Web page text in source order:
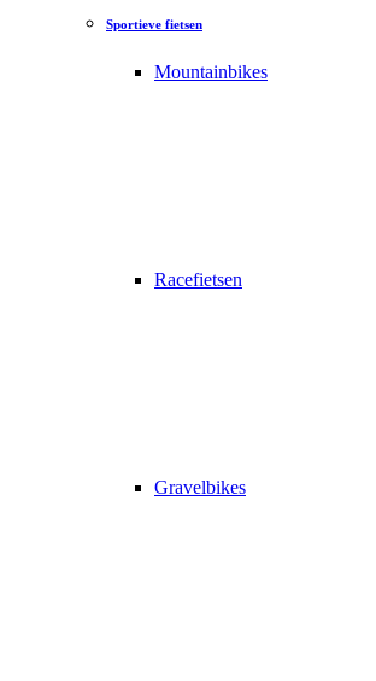
Sportieve fietsen
Mountainbikes
Racefietsen
Gravelbikes